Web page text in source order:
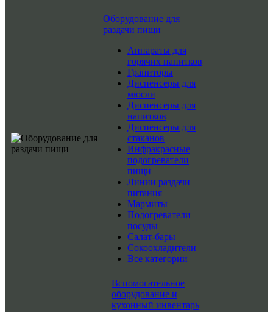
Оборудование для
раздачи пищи
Аппараты для
горячих напитков
Граниторы
Диспенсеры для
мюсли
Диспенсеры для
напитков
Диспенсеры для
стаканов
Инфракрасные
подогреватели
пищи
Линии раздачи
питания
Мармиты
Подогреватели
посуды
Салат-бары
Сокоохладители
Все категории
Вспомогательное
оборудование и
кухонный инвентарь